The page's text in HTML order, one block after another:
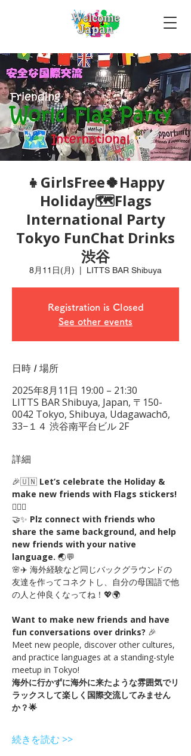
👧GirlsFree🍀Happy
Holiday🗺Flags
International Party
Tokyo FunChat Drinks
渋谷
8月11日(月) LITTS BAR Shibuya
Registration is Closed
See other events
日時 / 場所
2025年8月11日 19:00 – 21:30
LITTS BAR Shibuya, Japan, 〒150-
0042 Tokyo, Shibuya, Udagawachō,
33−１４ 渋谷南平台ビル 2F
詳細
🎉🇺🇳 Let’s celebrate the Holiday &
make new friends with Flags stickers!
🏳️‍🌈🎊
🤝✨ Plz connect with friends who
share the same background, and help
new friends with your native
language. 🌏💬
🌸✈️ 海外経験など同じバックグラウンドの
友達を作ってコネクトし、自分の母国語で他
の人と仲良くなってね！💖🌍
Want to make new friends and have
fun conversations over drinks? 🎉
Meet new people, discover other cultures,
and practice languages at a standing-style
meetup in Tokyo!
海外に行かずに海外に来たような雰囲気でリ
ラックスして楽しく国際交流してみません
か？🌟
続きを読む >>